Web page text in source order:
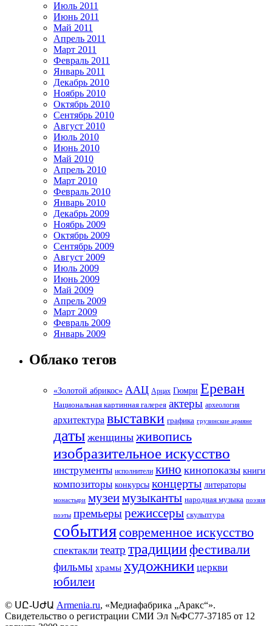
Июль 2011
Июнь 2011
Май 2011
Апрель 2011
Март 2011
Февраль 2011
Январь 2011
Декабрь 2010
Ноябрь 2010
Октябрь 2010
Сентябрь 2010
Август 2010
Июль 2010
Июнь 2010
Май 2010
Апрель 2010
Март 2010
Февраль 2010
Январь 2010
Декабрь 2009
Ноябрь 2009
Октябрь 2009
Сентябрь 2009
Август 2009
Июль 2009
Июнь 2009
Май 2009
Апрель 2009
Март 2009
Февраль 2009
Январь 2009
Облако тегов
«Золотой абрикос» ААЦ Арцах Гюмри Ереван
Национальная картинная галерея актеры археология
архитектура выставки графика грузинские армяне
даты женщины живопись
изобразительное искусство
инструменты исполнители кино кинопоказы книги
композиторы конкурсы концерты литераторы
монастыри музеимузыканты народная музыка поэзия
поэты премьерырежиссеры скульптура
событиясовременное искусство
спектакли театр традициифестивали
фильмы храмы художники церкви
юбилеи
© ՍԸ-ՍԺԱ Armenia.ru, «Медиафабрика „Аракс“».
Свидетельство о регистрации СМИ Эл №ФС77-37185 от 12